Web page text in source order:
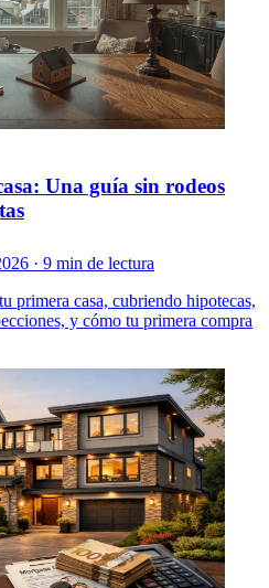
Una guía sin rodeos
· 9 min de lectura
primera casa, cubriendo hipotecas,
y cómo tu primera compra